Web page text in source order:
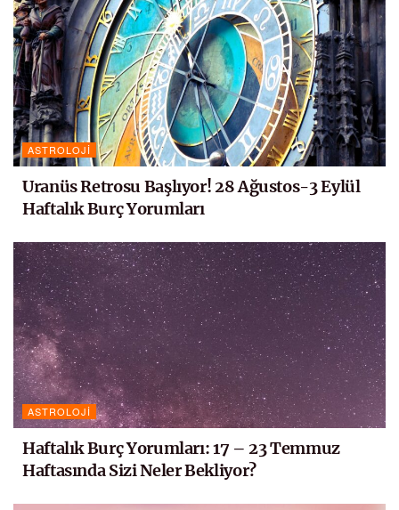
ASTROLOJI
Uranüs Retrosu Başlıyor! 28 Ağustos-3 Eylül
Haftalık Burç Yorumları
ASTROLOJI
Haftalık Burç Yorumları: 17 – 23 Temmuz
Haftasında Sizi Neler Bekliyor?